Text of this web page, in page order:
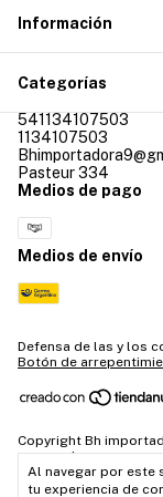
Al navegar por este
tu experiencia de
Información
Categorías
541134107503
1134107503
Pasteur 334
Medios de pago
Medios de envío
Defensa de las y los
Botón de
Copyright Bh
reservados.